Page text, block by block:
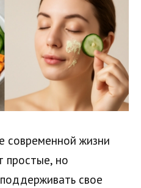
современной жизни
простые, но
свое